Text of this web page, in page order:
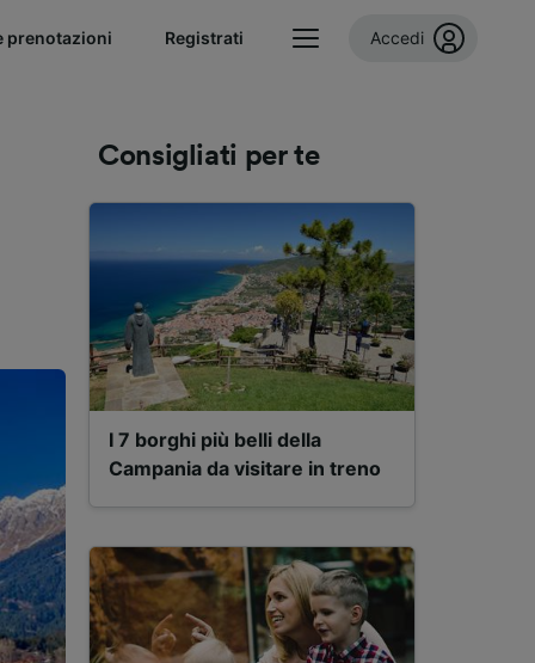
prenotazioni Registrati Accedi
Consigliati per te
I 7 borghi più belli della
Campania da visitare in treno